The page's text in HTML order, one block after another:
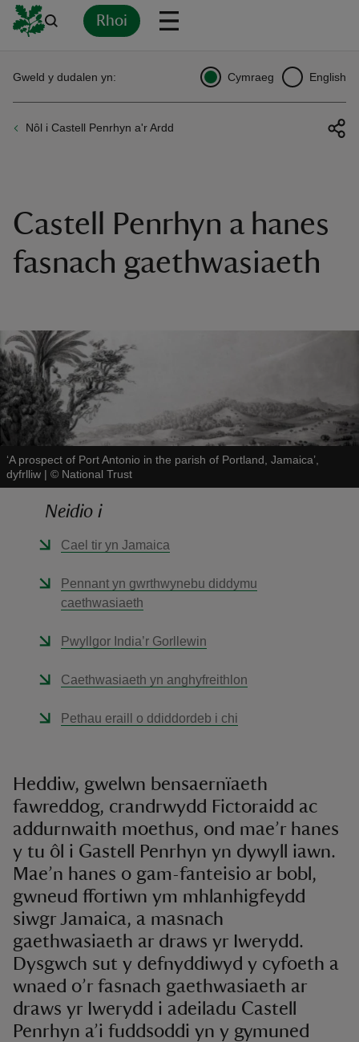
Rhoi
Nôl i Castell Penrhyn a'r Ardd
Gweld y dudalen yn: Cymraeg English
Castell Penrhyn a hanes
fasnach gaethwasiaeth
‘A prospect of Port Antonio in the parish of Portland, Jamaica’,
dyfrlliw | © National Trust
Neidio i
Cael tir yn Jamaica
Pennant yn gwrthwynebu diddymu
caethwasiaeth
Pwyllgor India’r Gorllewin
Caethwasiaeth yn anghyfreithlon
Pethau eraill o ddiddordeb i chi
Heddiw, gwelwn bensaernïaeth
fawreddog, crandrwydd Fictoraidd ac
addurnwaith moethus, ond mae’r hanes
y tu ôl i Gastell Penrhyn yn dywyll iawn.
Mae’n hanes o gam-fanteisio ar bobl,
gwneud ffortiwn ym mhlanhigfeydd
siwgr Jamaica, a masnach
gaethwasiaeth ar draws yr Iwerydd.
Dysgwch sut y defnyddiwyd y cyfoeth a
wnaed o’r fasnach gaethwasiaeth ar
draws yr Iwerydd i adeiladu Castell
Penrhyn a’i fuddsoddi yn y gymuned